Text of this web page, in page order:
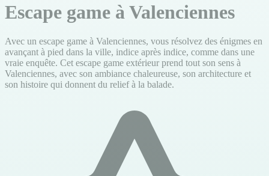
Escape game à Valenciennes
Avec un escape game à Valenciennes, vous résolvez des énigmes en
avançant à pied dans la ville, indice après indice, comme dans une
vraie enquête. Cet escape game extérieur prend tout son sens à
Valenciennes, avec son ambiance chaleureuse, son architecture et
son histoire qui donnent du relief à la balade.